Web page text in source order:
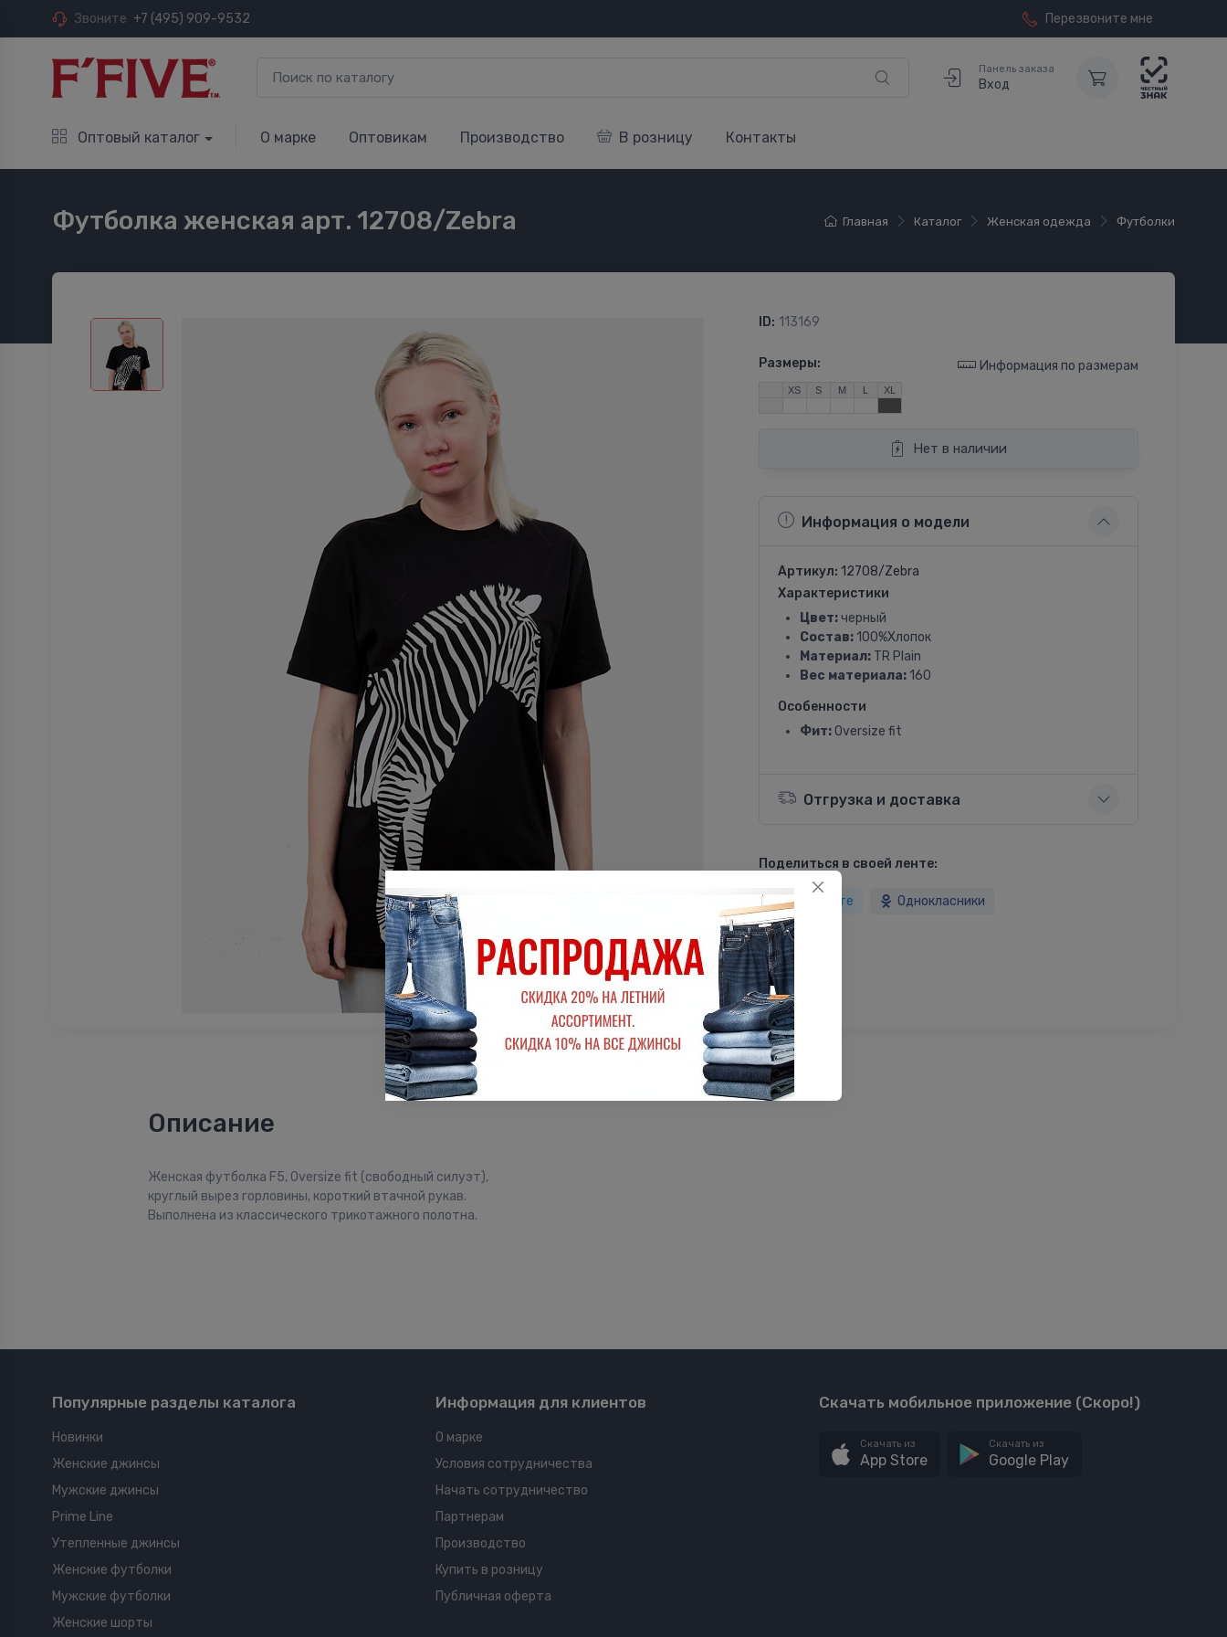
Звоните +7 (495) 909-9532 Перезвоните мне
Панель заказа
Вход
Оптовый каталог О марке Оптовикам Производство В розницу Контакты
Главная Каталог Женская одежда Футболки
Футболка женская арт. 12708/Zebra
ID: 113169
Размеры: Информация по размерам
XS S M L XL
Нет в наличии
Информация о модели
Артикул: 12708/Zebra
Характеристики
Цвет:черный
Состав:100%Хлопок
Материал:TR Plain
Вес материала:160
Особенности
Фит:Oversize fit
Отгрузка и доставка
Поделиться в своей ленте:
ВКонтакте Однокласники
Описание
Женская футболка F5, Oversize fit (свободный силуэт),
круглый вырез горловины, короткий втачной рукав.
Выполнена из классического трикотажного полотна.
Популярные разделы каталога
Новинки
Женские джинсы
Мужские джинсы
Prime Line
Утепленные джинсы
Женские футболки
Мужские футболки
Женские шорты
Информация для клиентов
О марке
Условия сотрудничества
Начать сотрудничество
Партнерам
Производство
Купить в розницу
Публичная оферта
Скачать мобильное приложение (Скоро!)
Скачать из
App Store
Скачать из
Google Play